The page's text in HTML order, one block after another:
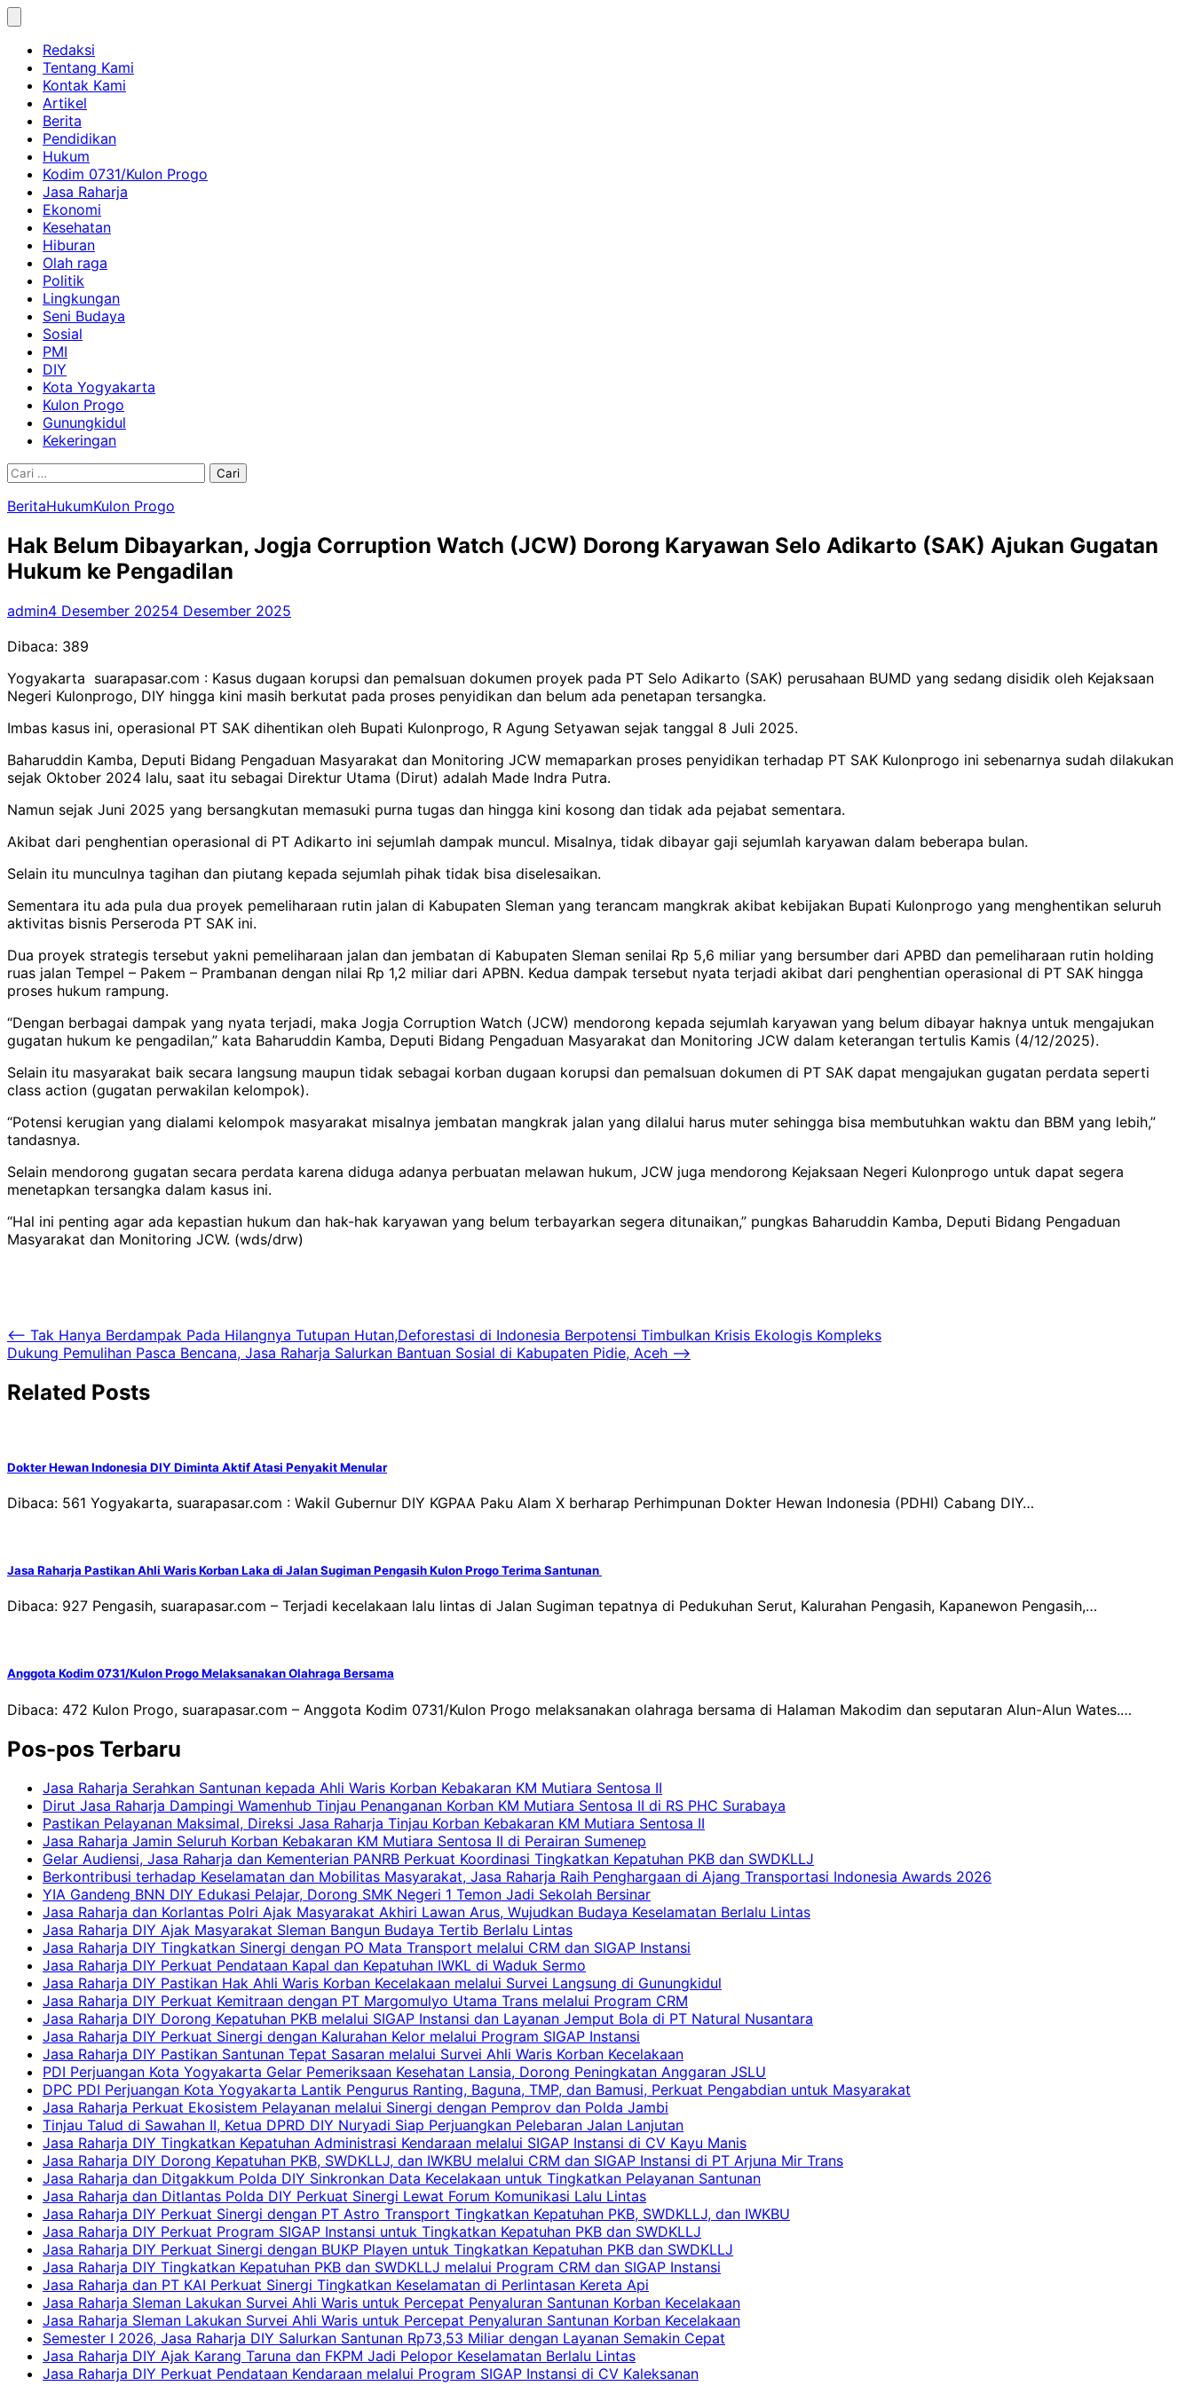
Skip
contentRedaksi
Tentang Kami
Kontak Kami
Artikel
Berita
Pendidikan
Hukum
Kodim 0731/Kulon Progo
Jasa Raharja
Ekonomi
Kesehatan
Hiburan
Olah raga
Politik
Lingkungan
Seni Budaya
Sosial
PMI
DIY
Kota Yogyakarta
Kulon Progo
Gunungkidul
Kekeringan
Cari
BeritaHukumKulon Progo
Hak Belum Dibayarkan, Jogja Corruption Watch (JCW) Dorong Karyawan Selo Adikarto (SAK) Ajukan Gugatan
Hukum ke Pengadilan
admin4 Desember 20254 Desember 2025
Dibaca: 389
Yogyakarta suarapasar.com : Kasus dugaan korupsi dan pemalsuan dokumen proyek pada PT Selo Adikarto (SAK) perusahaan BUMD yang sedang disidik oleh Kejaksaan
Negeri Kulonprogo, DIY hingga kini masih berkutat pada proses penyidikan dan belum ada penetapan tersangka.
Imbas kasus ini, operasional PT SAK dihentikan oleh Bupati Kulonprogo, R Agung Setyawan sejak tanggal 8 Juli 2025.
Baharuddin Kamba, Deputi Bidang Pengaduan Masyarakat dan Monitoring JCW memaparkan proses penyidikan terhadap PT SAK Kulonprogo ini sebenarnya sudah dilakukan
sejak Oktober 2024 lalu, saat itu sebagai Direktur Utama (Dirut) adalah Made Indra Putra.
Namun sejak Juni 2025 yang bersangkutan memasuki purna tugas dan hingga kini kosong dan tidak ada pejabat sementara.
Akibat dari penghentian operasional di PT Adikarto ini sejumlah dampak muncul. Misalnya, tidak dibayar gaji sejumlah karyawan dalam beberapa bulan.
Selain itu munculnya tagihan dan piutang kepada sejumlah pihak tidak bisa diselesaikan.
Sementara itu ada pula dua proyek pemeliharaan rutin jalan di Kabupaten Sleman yang terancam mangkrak akibat kebijakan Bupati Kulonprogo yang menghentikan seluruh
aktivitas bisnis Perseroda PT SAK ini.
Dua proyek strategis tersebut yakni pemeliharaan jalan dan jembatan di Kabupaten Sleman senilai Rp 5,6 miliar yang bersumber dari APBD dan pemeliharaan rutin holding
ruas jalan Tempel – Pakem – Prambanan dengan nilai Rp 1,2 miliar dari APBN. Kedua dampak tersebut nyata terjadi akibat dari penghentian operasional di PT SAK hingga
proses hukum rampung.
“Dengan berbagai dampak yang nyata terjadi, maka Jogja Corruption Watch (JCW) mendorong kepada sejumlah karyawan yang belum dibayar haknya untuk mengajukan
gugatan hukum ke pengadilan,” kata Baharuddin Kamba, Deputi Bidang Pengaduan Masyarakat dan Monitoring JCW dalam keterangan tertulis Kamis (4/12/2025).
Selain itu masyarakat baik secara langsung maupun tidak sebagai korban dugaan korupsi dan pemalsuan dokumen di PT SAK dapat mengajukan gugatan perdata seperti
class action (gugatan perwakilan kelompok).
“Potensi kerugian yang dialami kelompok masyarakat misalnya jembatan mangkrak jalan yang dilalui harus muter sehingga bisa membutuhkan waktu dan BBM yang lebih,”
tandasnya.
Selain mendorong gugatan secara perdata karena diduga adanya perbuatan melawan hukum, JCW juga mendorong Kejaksaan Negeri Kulonprogo untuk dapat segera
menetapkan tersangka dalam kasus ini.
“Hal ini penting agar ada kepastian hukum dan hak-hak karyawan yang belum terbayarkan segera ditunaikan,” pungkas Baharuddin Kamba, Deputi Bidang Pengaduan
Masyarakat dan Monitoring JCW. (wds/drw)
Navigasi
pos
⟵ Tak Hanya Berdampak Pada Hilangnya Tutupan Hutan,Deforestasi di Indonesia Berpotensi Timbulkan Krisis Ekologis Kompleks
Dukung Pemulihan Pasca Bencana, Jasa Raharja Salurkan Bantuan Sosial di Kabupaten Pidie, Aceh ⟶
Related Posts
Dokter Hewan Indonesia DIY Diminta Aktif Atasi Penyakit Menular
Dibaca: 561 Yogyakarta, suarapasar.com : Wakil Gubernur DIY KGPAA Paku Alam X berharap Perhimpunan Dokter Hewan Indonesia (PDHI) Cabang DIY…
Jasa Raharja Pastikan Ahli Waris Korban Laka di Jalan Sugiman Pengasih Kulon Progo Terima Santunan
Dibaca: 927 Pengasih, suarapasar.com – Terjadi kecelakaan lalu lintas di Jalan Sugiman tepatnya di Pedukuhan Serut, Kalurahan Pengasih, Kapanewon Pengasih,…
Anggota Kodim 0731/Kulon Progo Melaksanakan Olahraga Bersama
Dibaca: 472 Kulon Progo, suarapasar.com – Anggota Kodim 0731/Kulon Progo melaksanakan olahraga bersama di Halaman Makodim dan seputaran Alun-Alun Wates.…
Pos-pos Terbaru
Jasa Raharja Serahkan Santunan kepada Ahli Waris Korban Kebakaran KM Mutiara Sentosa II
Dirut Jasa Raharja Dampingi Wamenhub Tinjau Penanganan Korban KM Mutiara Sentosa II di RS PHC Surabaya
Pastikan Pelayanan Maksimal, Direksi Jasa Raharja Tinjau Korban Kebakaran KM Mutiara Sentosa II
Jasa Raharja Jamin Seluruh Korban Kebakaran KM Mutiara Sentosa II di Perairan Sumenep
Gelar Audiensi, Jasa Raharja dan Kementerian PANRB Perkuat Koordinasi Tingkatkan Kepatuhan PKB dan SWDKLLJ
Berkontribusi terhadap Keselamatan dan Mobilitas Masyarakat, Jasa Raharja Raih Penghargaan di Ajang Transportasi Indonesia Awards 2026
YIA Gandeng BNN DIY Edukasi Pelajar, Dorong SMK Negeri 1 Temon Jadi Sekolah Bersinar
Jasa Raharja dan Korlantas Polri Ajak Masyarakat Akhiri Lawan Arus, Wujudkan Budaya Keselamatan Berlalu Lintas
Jasa Raharja DIY Ajak Masyarakat Sleman Bangun Budaya Tertib Berlalu Lintas
Jasa Raharja DIY Tingkatkan Sinergi dengan PO Mata Transport melalui CRM dan SIGAP Instansi
Jasa Raharja DIY Perkuat Pendataan Kapal dan Kepatuhan IWKL di Waduk Sermo
Jasa Raharja DIY Pastikan Hak Ahli Waris Korban Kecelakaan melalui Survei Langsung di Gunungkidul
Jasa Raharja DIY Perkuat Kemitraan dengan PT Margomulyo Utama Trans melalui Program CRM
Jasa Raharja DIY Dorong Kepatuhan PKB melalui SIGAP Instansi dan Layanan Jemput Bola di PT Natural Nusantara
Jasa Raharja DIY Perkuat Sinergi dengan Kalurahan Kelor melalui Program SIGAP Instansi
Jasa Raharja DIY Pastikan Santunan Tepat Sasaran melalui Survei Ahli Waris Korban Kecelakaan
PDI Perjuangan Kota Yogyakarta Gelar Pemeriksaan Kesehatan Lansia, Dorong Peningkatan Anggaran JSLU
DPC PDI Perjuangan Kota Yogyakarta Lantik Pengurus Ranting, Baguna, TMP, dan Bamusi, Perkuat Pengabdian untuk Masyarakat
Jasa Raharja Perkuat Ekosistem Pelayanan melalui Sinergi dengan Pemprov dan Polda Jambi
Tinjau Talud di Sawahan II, Ketua DPRD DIY Nuryadi Siap Perjuangkan Pelebaran Jalan Lanjutan
Jasa Raharja DIY Tingkatkan Kepatuhan Administrasi Kendaraan melalui SIGAP Instansi di CV Kayu Manis
Jasa Raharja DIY Dorong Kepatuhan PKB, SWDKLLJ, dan IWKBU melalui CRM dan SIGAP Instansi di PT Arjuna Mir Trans
Jasa Raharja dan Ditgakkum Polda DIY Sinkronkan Data Kecelakaan untuk Tingkatkan Pelayanan Santunan
Jasa Raharja dan Ditlantas Polda DIY Perkuat Sinergi Lewat Forum Komunikasi Lalu Lintas
Jasa Raharja DIY Perkuat Sinergi dengan PT Astro Transport Tingkatkan Kepatuhan PKB, SWDKLLJ, dan IWKBU
Jasa Raharja DIY Perkuat Program SIGAP Instansi untuk Tingkatkan Kepatuhan PKB dan SWDKLLJ
Jasa Raharja DIY Perkuat Sinergi dengan BUKP Playen untuk Tingkatkan Kepatuhan PKB dan SWDKLLJ
Jasa Raharja DIY Tingkatkan Kepatuhan PKB dan SWDKLLJ melalui Program CRM dan SIGAP Instansi
Jasa Raharja dan PT KAI Perkuat Sinergi Tingkatkan Keselamatan di Perlintasan Kereta Api
Jasa Raharja Sleman Lakukan Survei Ahli Waris untuk Percepat Penyaluran Santunan Korban Kecelakaan
Jasa Raharja Sleman Lakukan Survei Ahli Waris untuk Percepat Penyaluran Santunan Korban Kecelakaan
Semester I 2026, Jasa Raharja DIY Salurkan Santunan Rp73,53 Miliar dengan Layanan Semakin Cepat
Jasa Raharja DIY Ajak Karang Taruna dan FKPM Jadi Pelopor Keselamatan Berlalu Lintas
Jasa Raharja DIY Perkuat Pendataan Kendaraan melalui Program SIGAP Instansi di CV Kaleksanan